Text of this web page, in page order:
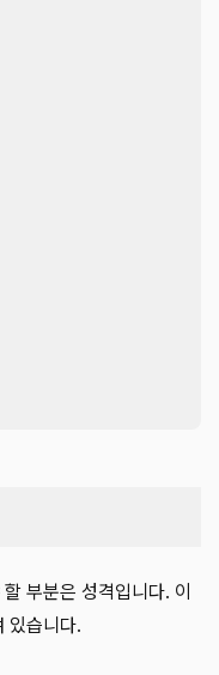
부분은 성격입니다. 이
있습니다.